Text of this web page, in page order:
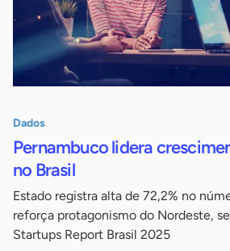
Dados
Pernambuco lidera
no Brasil
Estado registra alta de 72,2% no
reforça protagonismo do Nordeste,
Startups Report Brasil 2025